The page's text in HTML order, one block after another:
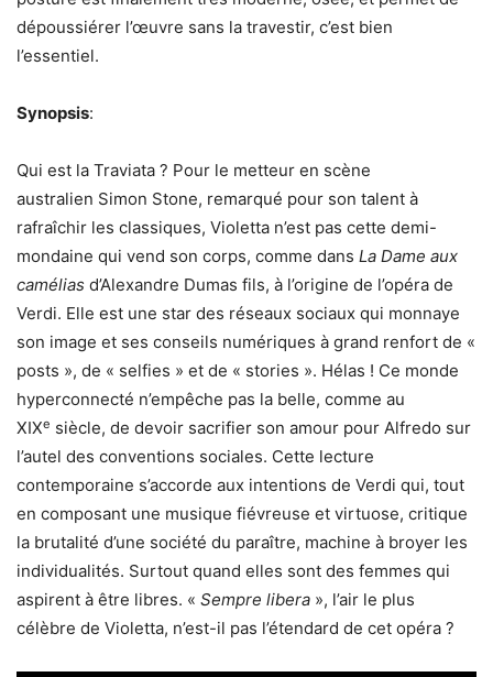
dépoussiérer l’œuvre sans la travestir, c’est bien
l’essentiel.
Synopsis:
Qui est la Traviata ? Pour le metteur en scène
australien Simon Stone, remarqué pour son talent à
rafraîchir les classiques, Violetta n’est pas cette demi-
mondaine qui vend son corps, comme dans La Dame aux
camélias d’Alexandre Dumas fils, à l’origine de l’opéra de
Verdi. Elle est une star des réseaux sociaux qui monnaye
son image et ses conseils numériques à grand renfort de «
posts », de « selfies » et de « stories ». Hélas ! Ce monde
hyperconnecté n’empêche pas la belle, comme au
XIXe siècle, de devoir sacrifier son amour pour Alfredo sur
l’autel des conventions sociales. Cette lecture
contemporaine s’accorde aux intentions de Verdi qui, tout
en composant une musique fiévreuse et virtuose, critique
la brutalité d’une société du paraître, machine à broyer les
individualités. Surtout quand elles sont des femmes qui
aspirent à être libres. « Sempre libera », l’air le plus
célèbre de Violetta, n’est-il pas l’étendard de cet opéra ?